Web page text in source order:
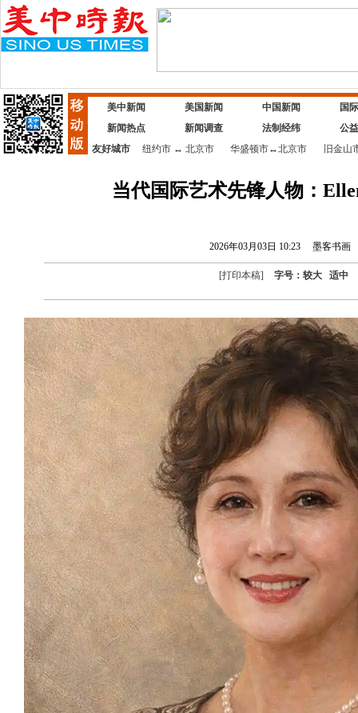
美中新闻 美国新闻 中国新闻
国
新闻热点
新闻调查 法制经纬
公
友好城市
纽约市↔ 北京市 华盛顿市↔北京市 旧金山
当代国际艺术先锋人物：
2026年03月03日 10:23 墨客书画
[打印本稿] 字号： 较大 适中